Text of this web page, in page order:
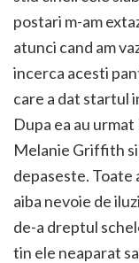
postari m-am
atunci cand am
incerca acesti
care a dat startul
Dupa ea au
Melanie Griffith
depaseste. Toate
aiba nevoie de
de-a dreptul
tin ele neaparat